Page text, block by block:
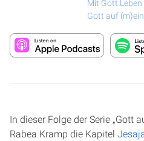
Mit Gott Leben
Gott auf
In dieser Folge der Serie „Gott
Rabea Kramp die Kapitel